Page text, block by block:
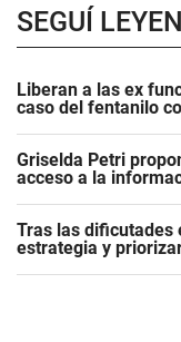
SEGUÍ
Liberan a las ex
caso del fentanilo
Griselda Petri
acceso a la
Tras las dificutades
estrategia y